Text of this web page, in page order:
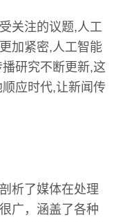
关注的议题,人工
加紧密,人工智能
研究不断更新,这
应时代,让新闻传
析了媒体在处理
广，涵盖了各种